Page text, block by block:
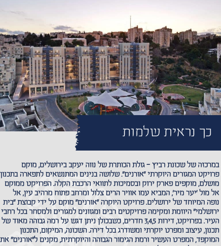
כך נראית שלמות
במרכזה של שכונת רביץ – גולת הכותרת של נווה יעקב בירושלים, מוקם
פרויקט המגורים היוקרתי "אורנים". שלושה בנינים המתנשאים לתפארה בתכנון
מושלם, מוקפים פארק ירוק ובסמיכות לתוואי הרכבת הקלה. הפרויקט ממוקם
אל מול 'יער מיר', המביא עמו אוויר הרים צלול ומרחב פתוח מרהיב עין, אל
נופה המיוחד של ירושלים. פרויקט היוקרה "אורנים" מוקם על ידי קבוצת "בית
ירושלמי" היוזמת ומקימה פרויקטים רבים ומגוונים למגורים ולמסחר בכל רחבי
העיר. בפרויקט, דירות 3,4,5 חדרים, כשבכולן ניתן דגש על רמה גבוהה מאוד של
תכנון, עיצוב ומפרט יוקרתי ומשודרג בכל דירה. השכונה, המיקום, התכנון
המוקפד, המפרט העשיר ורמת הגימור הגבוהה והיוקרתית, מקנים ל"אורנים" את